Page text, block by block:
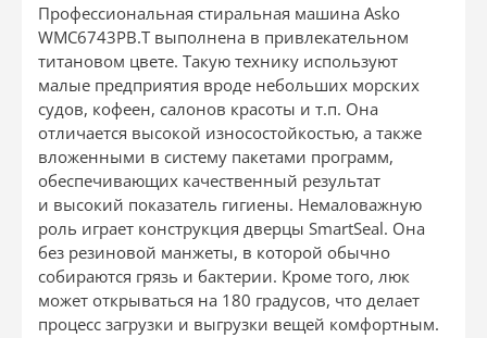
Профессиональная стиральная машина Asko
WMC6743PB.T выполнена в привлекательном
титановом цвете. Такую технику используют
малые предприятия вроде небольших морских
судов, кофеен, салонов красоты и т.п. Она
отличается высокой износостойкостью, а также
вложенными в систему пакетами программ,
обеспечивающих качественный результат
и высокий показатель гигиены. Немаловажную
роль играет конструкция дверцы SmartSeal. Она
без резиновой манжеты, в которой обычно
собираются грязь и бактерии. Кроме того, люк
может открываться на 180 градусов, что делает
процесс загрузки и выгрузки вещей комфортным.